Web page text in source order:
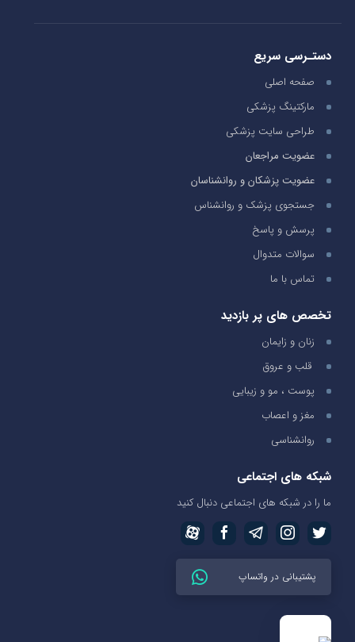
دستـرسی سریع
صفحه اصلی
مارکتینگ پزشکی
طراحی سایت پزشکی
عضویت مراجعان
عضویت پزشکان و روانشناسان
جستجوی پزشک و روانشناس
پرسش و پاسخ
سوالات متدوال
تماس با ما
تخصص های پر بازدید
زنان و زایمان
قلب و عروق
پوست ، مو و زیبایی
مغز و اعصاب
روانشناسی
شبکه های اجتماعی
ما را در شبکه های اجتماعی دنبال کنید
پشتیبانی در واتساپ